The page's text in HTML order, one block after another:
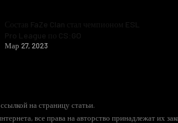
Мар 27, 2023
на страницу статьи.
все права на авторство принадлежат их